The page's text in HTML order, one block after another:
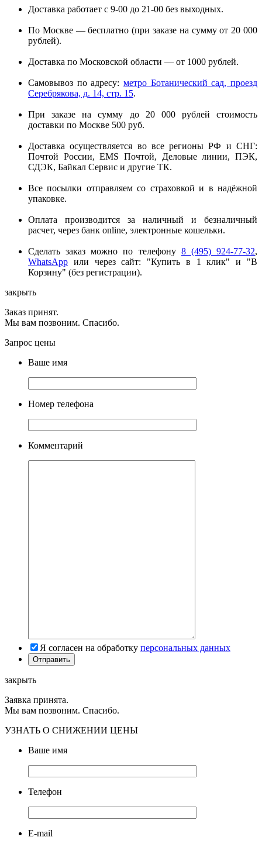
Доставка работает с 9-00 до 21-00 без выходных.
По Москве — бесплатно (при заказе на сумму от 20 000
рублей).
Доставка по Московской области — от 1000 рублей.
Самовывоз по адресу: метро Ботанический сад, проезд
Серебрякова, д. 14, стр. 15.
При заказе на сумму до 20 000 рублей стоимость
доставки по Москве 500 руб.
Доставка осуществляется во все регионы РФ и СНГ:
Почтой России, EMS Почтой, Деловые линии, ПЭК,
СДЭК, Байкал Сервис и другие ТК.
Все посылки отправляем со страховкой и в надёжной
упаковке.
Оплата производится за наличный и безналичный
расчет, через банк online, электронные кошельки.
Сделать заказ можно по телефону 8 (495) 924-77-32,
WhatsApp или через сайт: "Купить в 1 клик" и "В
Корзину" (без регистрации).
закрыть
Заказ принят.
Мы вам позвоним. Спасибо.
Запрос цены
Ваше имя
Номер телефона
Комментарий
Я согласен на обработку персональных данных
закрыть
Заявка принята.
Мы вам позвоним. Спасибо.
УЗНАТЬ О СНИЖЕНИИ ЦЕНЫ
Ваше имя
Телефон
E-mail